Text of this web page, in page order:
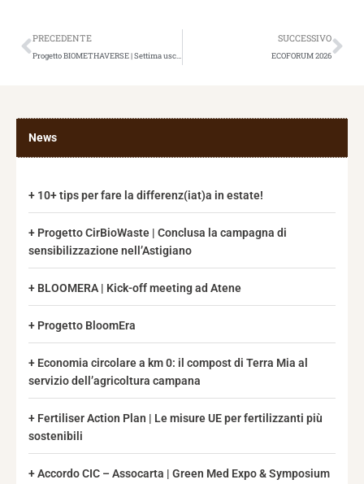
News
10+ tips per fare la differenz(iat)a in estate!
Progetto CirBioWaste | Conclusa la campagna di
sensibilizzazione nell’Astigiano
BLOOMERA | Kick-off meeting ad Atene
Progetto BloomEra
Economia circolare a km 0: il compost di Terra Mia al
servizio dell’agricoltura campana
Fertiliser Action Plan | Le misure UE per fertilizzanti più
sostenibili
Accordo CIC – Assocarta | Green Med Expo & Symposium
Precedente
PRECEDENTE
Progetto BIOMETHAVERSE | Settima uscita Newsletter Internazionale
SUCCESSIVO
ECOFORUM 2026